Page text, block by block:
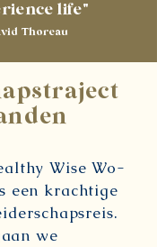
life"
Thoreau
Wise Wo-
een krachtige
we